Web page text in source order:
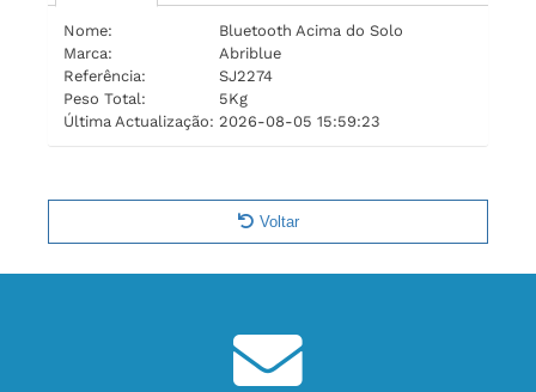
Nome:
Bluetooth Acima do Solo
Marca:
Abriblue
Referência:
SJ2274
Peso Total:
5Kg
Última Actualização: 2026-08-05 15:59:23
Voltar